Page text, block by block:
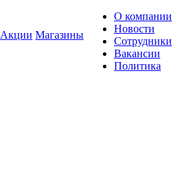
Акции Магазины
О компании
Новости
Сотрудники
Вакансии
Политика